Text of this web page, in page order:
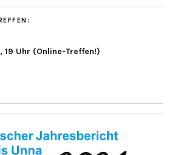
19 Uhr (Online-Treffen!)